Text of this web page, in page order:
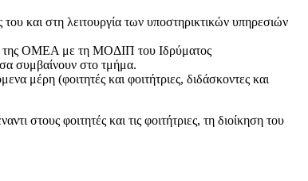
και στη λειτουργία των υποστηρικτικών υπηρεσιών
της ΟΜΕΑ με τη ΜΟΔΙΠ του Ιδρύματος
συμβαίνουν στο τμήμα.
μέρη (φοιτητές και φοιτήτριες, διδάσκοντες και
στους φοιτητές και τις φοιτήτριες, τη διοίκηση του